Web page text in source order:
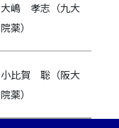
大嶋 孝志（九大
院薬）
小比賀 聡（阪大
院薬）